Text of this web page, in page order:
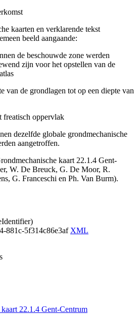
kaarten en verklarende tekst
beeld aangaande:
de beschouwde zone werden
zijn voor het opstellen van de
van de grondlagen tot op een diepte van
freatisch oppervlak
dezelfde globale grondmechanische
aangetroffen.
kaart 22.1.4 Gent-
W. De Breuck, G. De Moor, R.
G. Franceschi en Ph. Van Burm).
881c-5f314c86e3af XML
22.1.4 Gent-Centrum